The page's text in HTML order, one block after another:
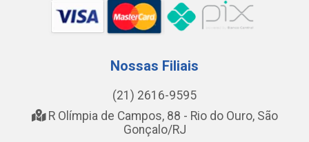
Nossas Filiais
(21) 2616-9595
R Olímpia de Campos, 88 - Rio do Ouro, São
Gonçalo/RJ